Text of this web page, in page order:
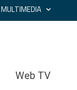
MULTIMEDIA
Web TV